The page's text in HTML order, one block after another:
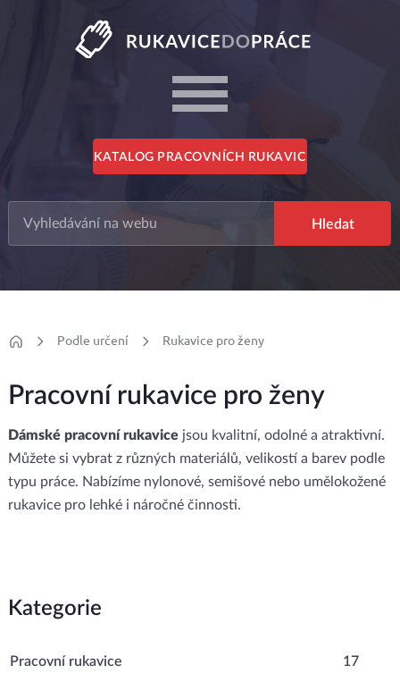
KATALOG PRACOVNÍCH RUKAVIC
Podle určení Rukavice pro ženy
Pracovní rukavice pro ženy
Dámské pracovní rukavicejsou kvalitní, odolné a atraktivní.
Můžete si vybrat z různých materiálů, velikostí a barev podle
typu práce. Nabízíme nylonové, semišové nebo umělokožené
rukavice pro lehké i náročné činnosti.
Kategorie
Pracovní rukavice 17